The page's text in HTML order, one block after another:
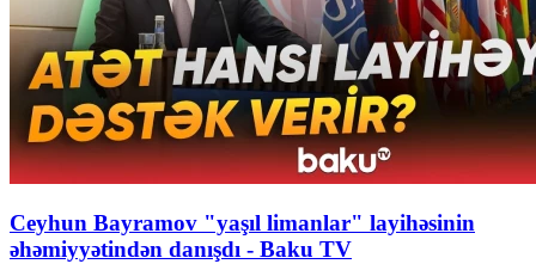
Ceyhun Bayramov "yaşıl limanlar" layihəsinin
əhəmiyyətindən danışdı - Baku TV